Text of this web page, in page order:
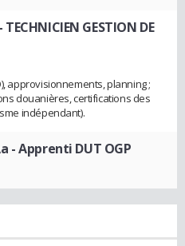
GESTION DE
approvisionnements, planning ;
douanières, certifications des
indépendant).
- Apprenti DUT OGP